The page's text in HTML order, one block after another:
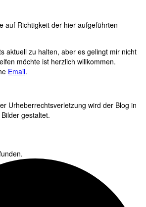
auf Richtigkeit der hier aufgeführten
aktuell zu halten, aber es gelingt mir nicht
möchte ist herzlich willkommen.
Email.
Urheberrechtsverletzung wird der Blog in
gestaltet.